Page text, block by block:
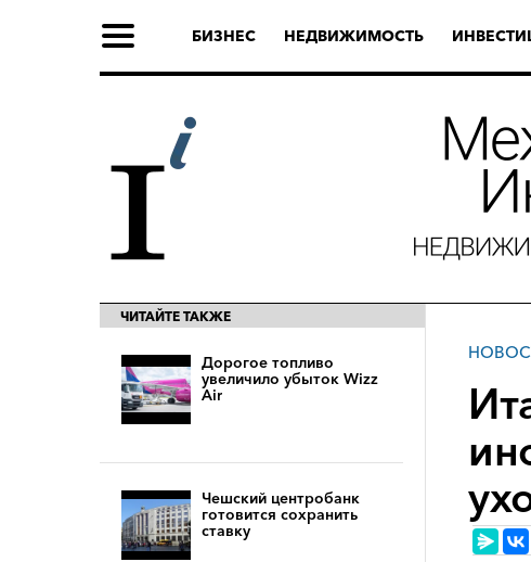
БИЗНЕС НЕДВИЖИМОСТЬ
ЧИТАЙТЕ ТАКЖЕ
Дорогое топливо
увеличило убыток Wizz
Air
Чешский центробанк
готовится сохранить
ставку